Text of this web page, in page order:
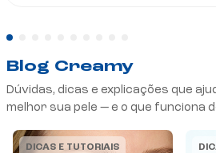
Blog Creamy
Dúvidas, dicas e explicações que
melhor sua pele — e o que funciona
DICAS E TUTORIAIS